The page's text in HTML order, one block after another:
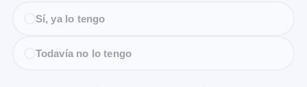
Sí, ya lo tengo
Todavía no lo tengo